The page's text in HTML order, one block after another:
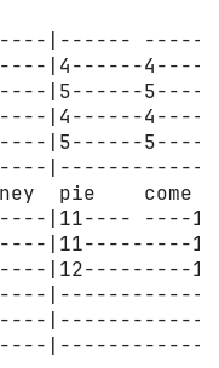
|------
|4------
|5------
|4------
|5------
pie    come
|11---- ----
|11---------
|12---------